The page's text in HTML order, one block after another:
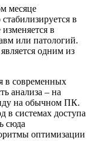
месяце
в
в
или патологий.
одним из
в современных
анализа – на
на обычном ПК.
в системах доступа
сюда
оптимизации